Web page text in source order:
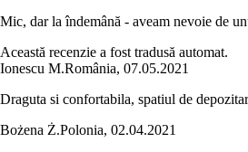
Mic, dar la îndemână - aveam nevoie de
Această recenzie a fost tradusă automat.
Ionescu M.România, 07.05.2021
Draguta si confortabila, spatiul de
Bożena Ż.Polonia, 02.04.2021